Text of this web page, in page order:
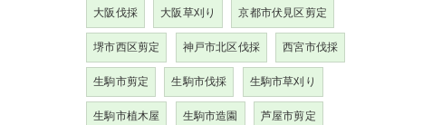
大阪伐採 大阪草刈り 京都市伏見区剪定
堺市西区剪定 神戸市北区伐採 西宮市伐採
生駒市剪定 生駒市伐採 生駒市草刈り
生駒市植木屋 生駒市造園 芦屋市剪定